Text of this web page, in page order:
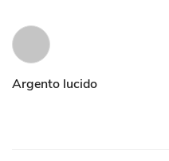
Argento lucido